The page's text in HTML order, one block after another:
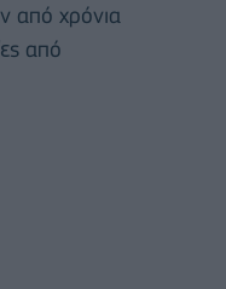
από χρόνια
από